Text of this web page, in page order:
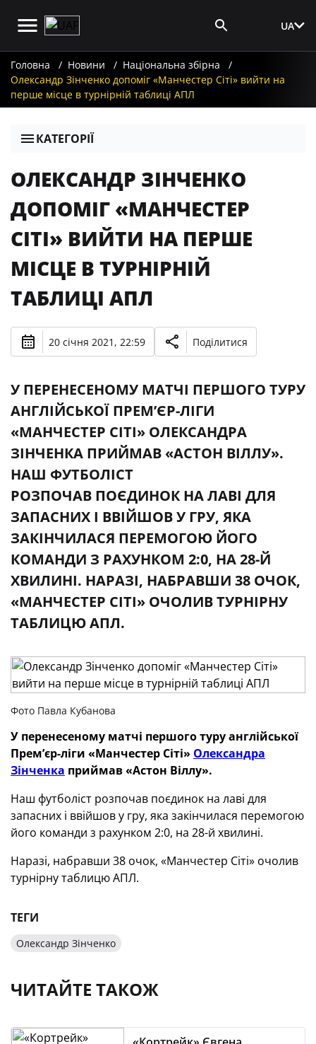
UA
Головна Новини
Національна збірна
Олександр Зінченко допоміг «Манчестер Сіті» вийти на
перше місце в турнірній таблиці АПЛ
КАТЕГОРІЇ
ОЛЕКСАНДР ЗІНЧЕНКО
ДОПОМІГ «МАНЧЕСТЕР
СІТІ» ВИЙТИ НА ПЕРШЕ
МІСЦЕ В ТУРНІРНІЙ
ТАБЛИЦІ АПЛ
20 січня 2021, 22:59 Поділитися
У ПЕРЕНЕСЕНОМУ МАТЧІ ПЕРШОГО ТУРУ
АНГЛІЙСЬКОЇ ПРЕМ’ЄР-ЛІГИ
«МАНЧЕСТЕР СІТІ» ОЛЕКСАНДРА
ЗІНЧЕНКА ПРИЙМАВ «АСТОН ВІЛЛУ».
НАШ ФУТБОЛІСТ
РОЗПОЧАВ ПОЄДИНОК НА ЛАВІ ДЛЯ
ЗАПАСНИХ І ВВІЙШОВ У ГРУ, ЯКА
ЗАКІНЧИЛАСЯ ПЕРЕМОГОЮ ЙОГО
КОМАНДИ З РАХУНКОМ 2:0, НА 28-Й
ХВИЛИНІ. НАРАЗІ, НАБРАВШИ 38 ОЧОК,
«МАНЧЕСТЕР СІТІ» ОЧОЛИВ ТУРНІРНУ
ТАБЛИЦЮ АПЛ.
Фото Павла Кубанова
У перенесеному матчі першого туру англійської
Прем’єр-ліги «Манчестер Сіті» Олександра
Зінченка приймав «Астон Віллу».
Наш футболіст розпочав поєдинок на лаві для
запасних і ввійшов у гру, яка закінчилася перемогою
його команди з рахунком 2:0, на 28-й хвилині.
Наразі, набравши 38 очок, «Манчестер Сіті» очолив
турнірну таблицю АПЛ.
ТЕГИ
Олександр Зінченко
ЧИТАЙТЕ ТАКОЖ